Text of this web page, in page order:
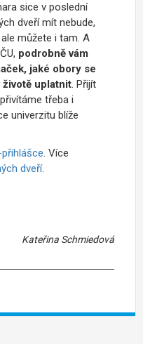
sice v poslední
dveří mít nebude,
můžete i tam. A
podrobně vám
jaké obory se
životě uplatnit. Přijít
třeba i
univerzitu blíže
. Více
dveří.
Kateřina Schmiedová